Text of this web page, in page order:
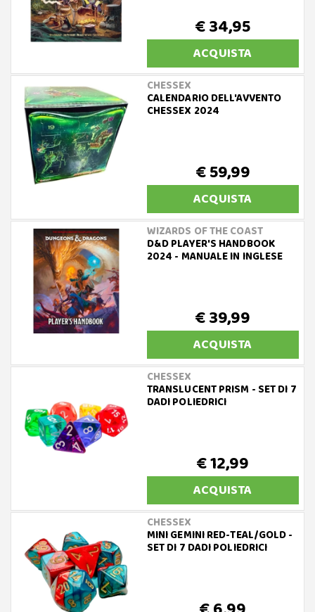
€ 34,95
ACQUISTA
CHESSEX
CALENDARIO DELL'AVVENTO
CHESSEX 2024
€ 59,99
ACQUISTA
WIZARDS OF THE COAST
D&D PLAYER'S HANDBOOK
2024 - MANUALE IN INGLESE
€ 39,99
ACQUISTA
CHESSEX
TRANSLUCENT PRISM - SET DI 7
DADI POLIEDRICI
€ 12,99
ACQUISTA
CHESSEX
MINI GEMINI RED-TEAL/GOLD -
SET DI 7 DADI POLIEDRICI